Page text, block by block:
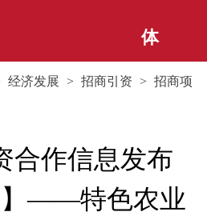
体
经济发展 > 招商引资 > 招商项
合作信息发布
】——特色农业